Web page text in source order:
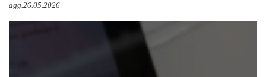
agg.26.05.2026